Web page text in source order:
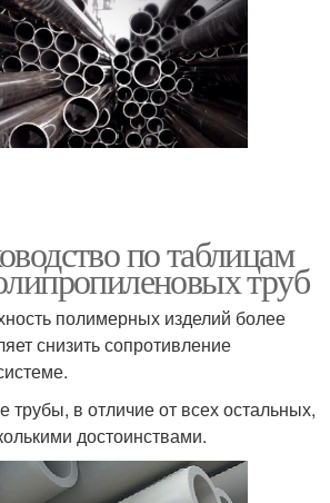
по таблицам
труб
полимерных изделий более
снизить сопротивление
в отличие от всех остальных,
достоинствами.